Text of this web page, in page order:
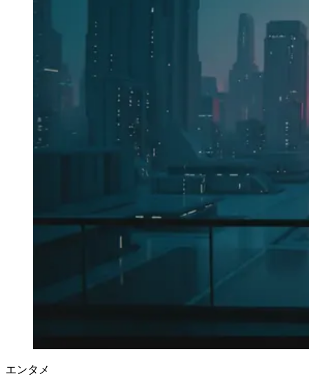
エンタメ